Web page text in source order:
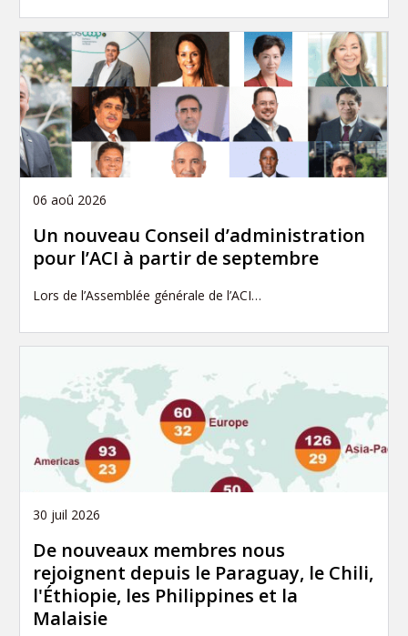
06 aoû 2026
Un nouveau Conseil d’administration
pour l’ACI à partir de septembre
Lors de l’Assemblée générale de l’ACI…
30 juil 2026
De nouveaux membres nous
rejoignent depuis le Paraguay, le Chili,
l'Éthiopie, les Philippines et la
Malaisie